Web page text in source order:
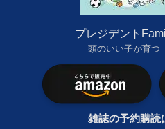
プレジデント
頭のいい子が育つ
雑誌の予約購読